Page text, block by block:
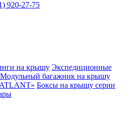
920-27-75
на крышу Экспедиционные
Модульный багажник на крышу
Боксы на крышу серии